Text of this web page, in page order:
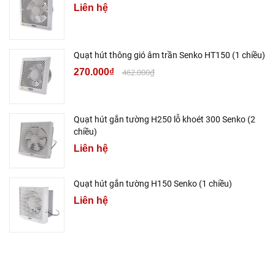
Liên hệ
Quạt hút thông gió âm trần Senko HT150 (1 chiều)
270.000₫ 462.000₫
Quạt hút gắn tường H250 lỗ khoét 300 Senko (2
chiều)
Liên hệ
Quạt hút gắn tường H150 Senko (1 chiều)
Liên hệ